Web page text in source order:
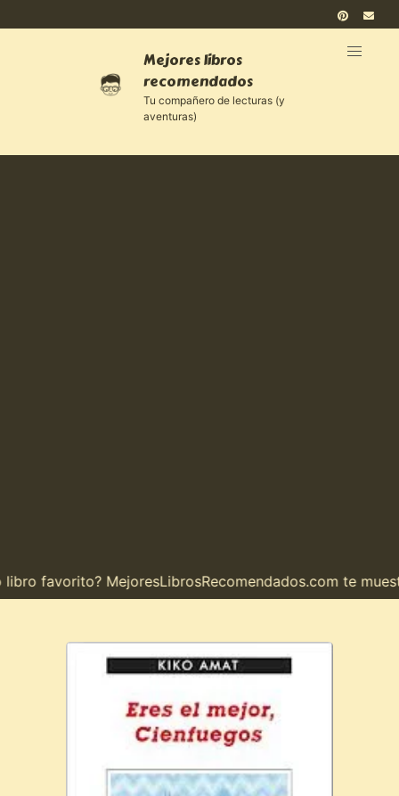
Mejores libros
recomendados
Tu compañero de lecturas (y
aventuras)
MejoresLibrosRecomendados.com te muestra el